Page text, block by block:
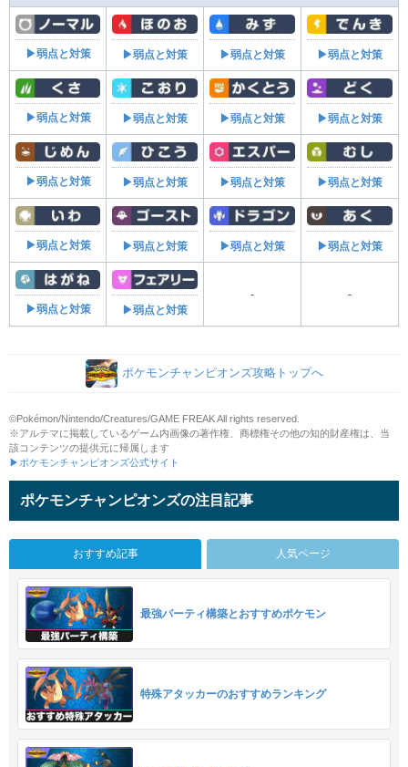
▶弱点と対策 ▶弱点と対策 ▶弱点と対策 ▶弱点と対策
▶弱点と対策 ▶弱点と対策 ▶弱点と対策 ▶弱点と対策
▶弱点と対策 ▶弱点と対策 ▶弱点と対策 ▶弱点と対策
▶弱点と対策 ▶弱点と対策 ▶弱点と対策 ▶弱点と対策
▶弱点と対策 ▶弱点と対策
- -
ポケモンチャンピオンズ攻略トップへ
©Pokémon/Nintendo/Creatures/GAME FREAK All rights reserved.
※アルテマに掲載しているゲーム内画像の著作権、商標権その他の知的財産権は、当
該コンテンツの提供元に帰属します
▶ポケモンチャンピオンズ公式サイト
ポケモンチャンピオンズの注目記事
おすすめ記事 人気ページ
最強パーティ構築とおすすめポケモン
特殊アタッカーのおすすめランキング